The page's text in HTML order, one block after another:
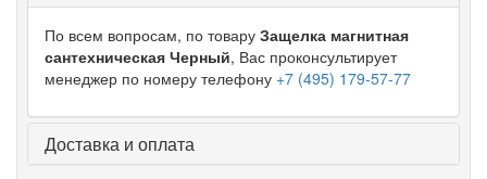
По всем вопросам, по товару Защелка магнитная
сантехническая Черный, Вас проконсультирует
менеджер по номеру телефону +7 (495) 179-57-77
Доставка и оплата